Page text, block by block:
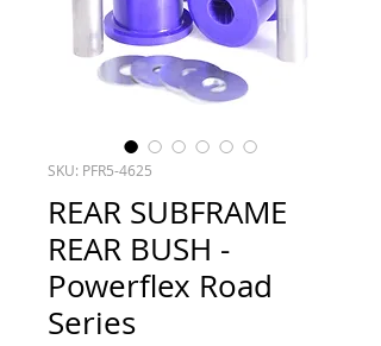
SKU: PFR5-4625
REAR SUBFRAME
REAR BUSH -
Powerflex Road
Series